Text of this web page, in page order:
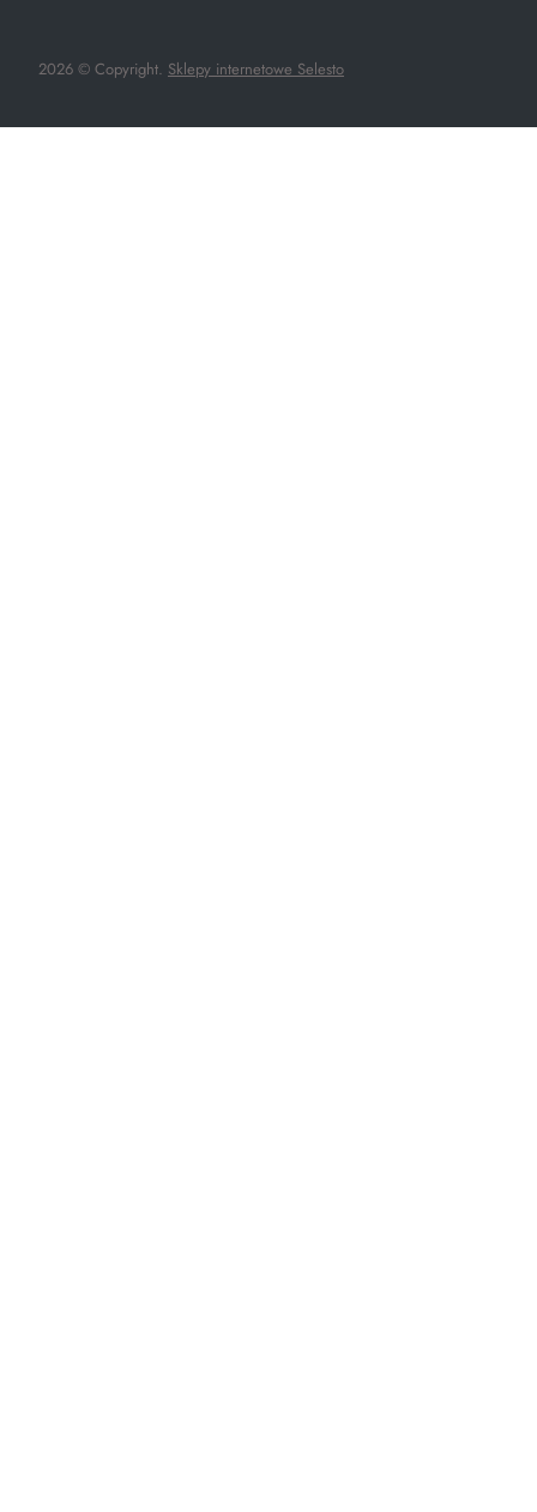
2026 © Copyright. Sklepy internetowe Selesto